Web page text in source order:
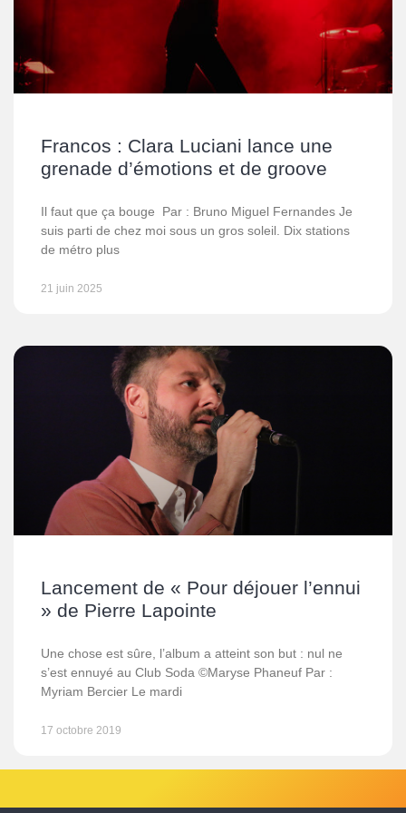
Francos : Clara Luciani lance une
grenade d’émotions et de groove
Il faut que ça bouge Par : Bruno Miguel Fernandes Je
suis parti de chez moi sous un gros soleil. Dix stations
de métro plus
21 juin 2025
Lancement de « Pour déjouer l’ennui
» de Pierre Lapointe
Une chose est sûre, l’album a atteint son but : nul ne
s’est ennuyé au Club Soda ©Maryse Phaneuf Par :
Myriam Bercier Le mardi
17 octobre 2019